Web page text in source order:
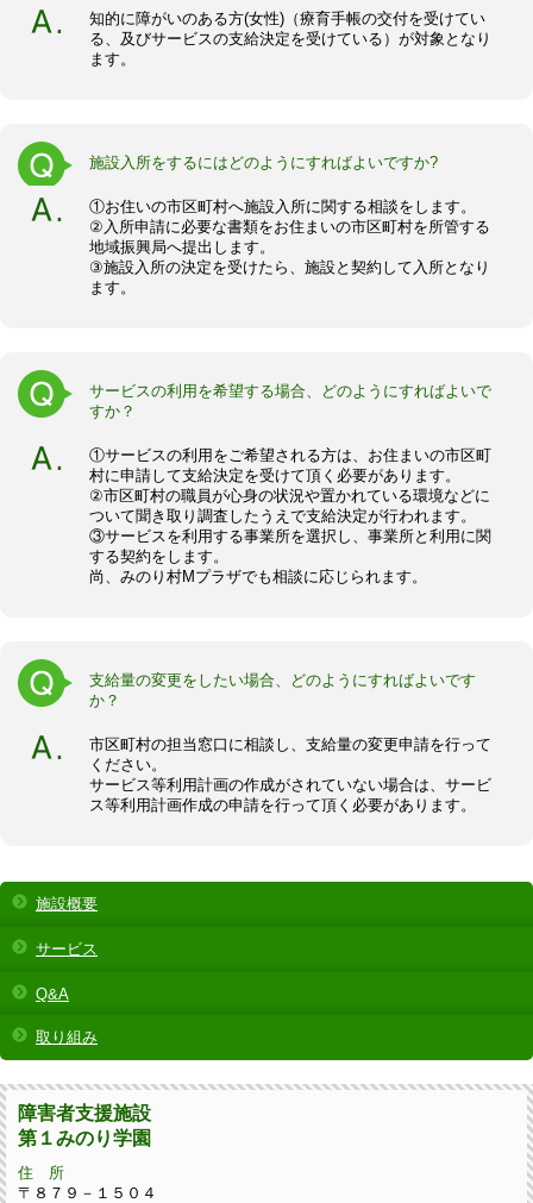
知的に障がいのある方(女性)（療育手帳の交付を受けてい
る、及びサービスの支給決定を受けている）が対象となり
ます。
施設入所をするにはどのようにすればよいですか?
①お住いの市区町村へ施設入所に関する相談をします。
②入所申請に必要な書類をお住まいの市区町村を所管する
地域振興局へ提出します。
③施設入所の決定を受けたら、施設と契約して入所となり
ます。
サービスの利用を希望する場合、どのようにすればよいで
すか？
①サービスの利用をご希望される方は、お住まいの市区町
村に申請して支給決定を受けて頂く必要があります。
②市区町村の職員が心身の状況や置かれている環境などに
ついて聞き取り調査したうえで支給決定が行われます。
③サービスを利用する事業所を選択し、事業所と利用に関
する契約をします。
尚、みのり村Mプラザでも相談に応じられます。
支給量の変更をしたい場合、どのようにすればよいです
か？
市区町村の担当窓口に相談し、支給量の変更申請を行って
ください。
サービス等利用計画の作成がされていない場合は、サービ
ス等利用計画作成の申請を行って頂く必要があります。
施設概要
サービス
Q&A
取り組み
障害者支援施設
第１みのり学園
住 所
〒８７９－１５０４